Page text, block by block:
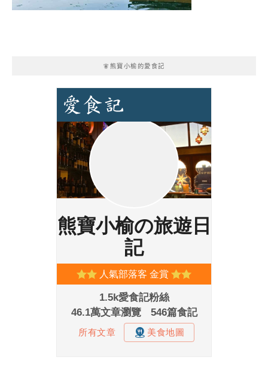
🧚熊寶小榆的愛食記